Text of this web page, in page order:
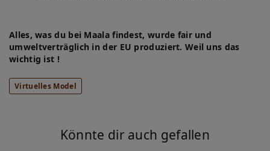
Alles, was du bei Maala findest, wurde fair und
umweltverträglich in der EU produziert. Weil uns das
wichtig ist !
Virtuelles Model
Könnte dir auch gefallen